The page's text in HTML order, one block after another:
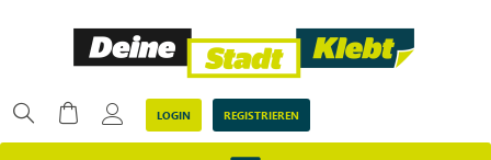
LOGIN REGISTRIEREN